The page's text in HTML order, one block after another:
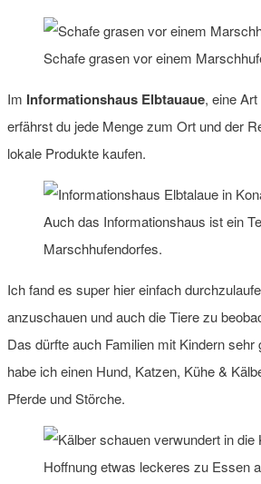
Schafe grasen vor einem
Im Informationshaus Elbtauaue, eine
erfährst du jede Menge zum Ort und der
lokale Produkte kaufen.
Auch das Informationshaus ist ein
Marschhufendorfes.
Ich fand es super hier einfach
anzuschauen und auch die Tiere zu
Das dürfte auch Familien mit Kindern sehr
habe ich einen Hund, Katzen, Kühe &
Pferde und Störche.